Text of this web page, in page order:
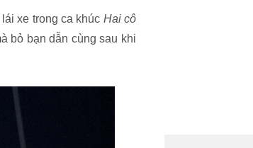
xe trong ca khúc Hai cô
bỏ bạn dẫn cùng sau khi